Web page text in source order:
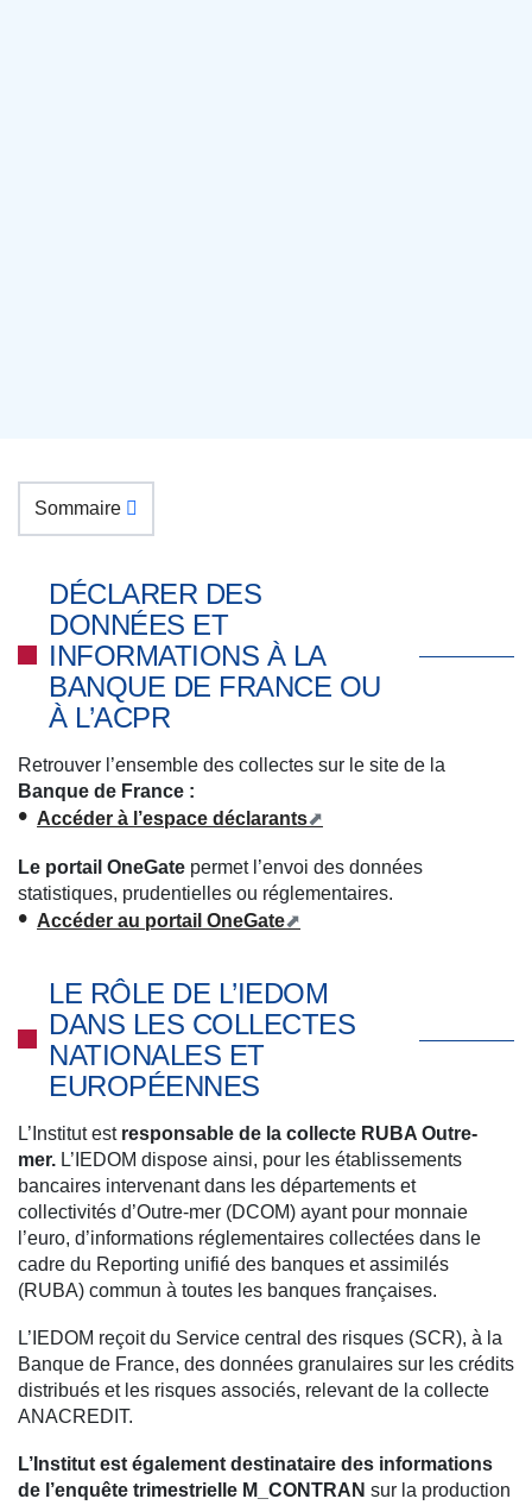
Sommaire
DÉCLARER DES
DONNÉES ET
INFORMATIONS À LA
BANQUE DE FRANCE OU
À L’ACPR
Retrouver l’ensemble des collectes sur le site de la
Banque de France :
Accéder à l’espace déclarants
Le portail OneGate permet l’envoi des données
statistiques, prudentielles ou réglementaires.
Accéder au portail OneGate
LE RÔLE DE L’IEDOM
DANS LES COLLECTES
NATIONALES ET
EUROPÉENNES
L’Institut est responsable de la collecte RUBA Outre-
mer. L’IEDOM dispose ainsi, pour les établissements
bancaires intervenant dans les départements et
collectivités d’Outre-mer (DCOM) ayant pour monnaie
l’euro, d’informations réglementaires collectées dans le
cadre du Reporting unifié des banques et assimilés
(RUBA) commun à toutes les banques françaises.
L’IEDOM reçoit du Service central des risques (SCR), à la
Banque de France, des données granulaires sur les crédits
distribués et les risques associés, relevant de la collecte
ANACREDIT.
L’Institut est également destinataire des informations
de l’enquête trimestrielle M_CONTRAN sur la production